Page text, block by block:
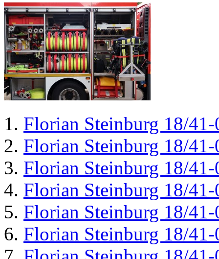
Florian Steinburg 18/41-
Florian Steinburg 18/41-
Florian Steinburg 18/41-
Florian Steinburg 18/41-
Florian Steinburg 18/41-
Florian Steinburg 18/41-